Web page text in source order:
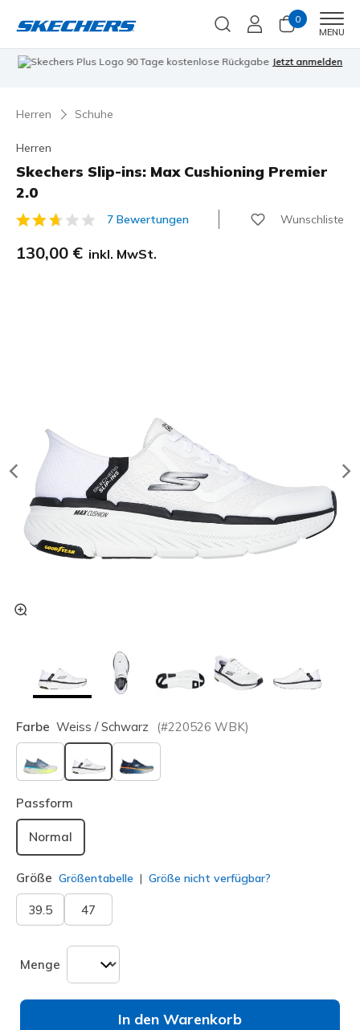
0
MENU
90 Tage kostenlose Rückgabe Jetzt anmelden
Herren Schuhe
Herren
Skechers Slip-ins: Max Cushioning Premier
2.0
4,9 von 5 Kundenbewertungen
7 Bewertungen Wunschliste
130,00 € inkl. MwSt.
Farbe Weiss / Schwarz (#220526 WBK)
ausgewählt
Passform
Normal
Größe Größentabelle Größe nicht verfügbar?
39.5 47
Menge
In den Warenkorb